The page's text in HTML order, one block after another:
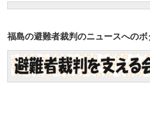
福島の避難者裁判のニュースへのボ